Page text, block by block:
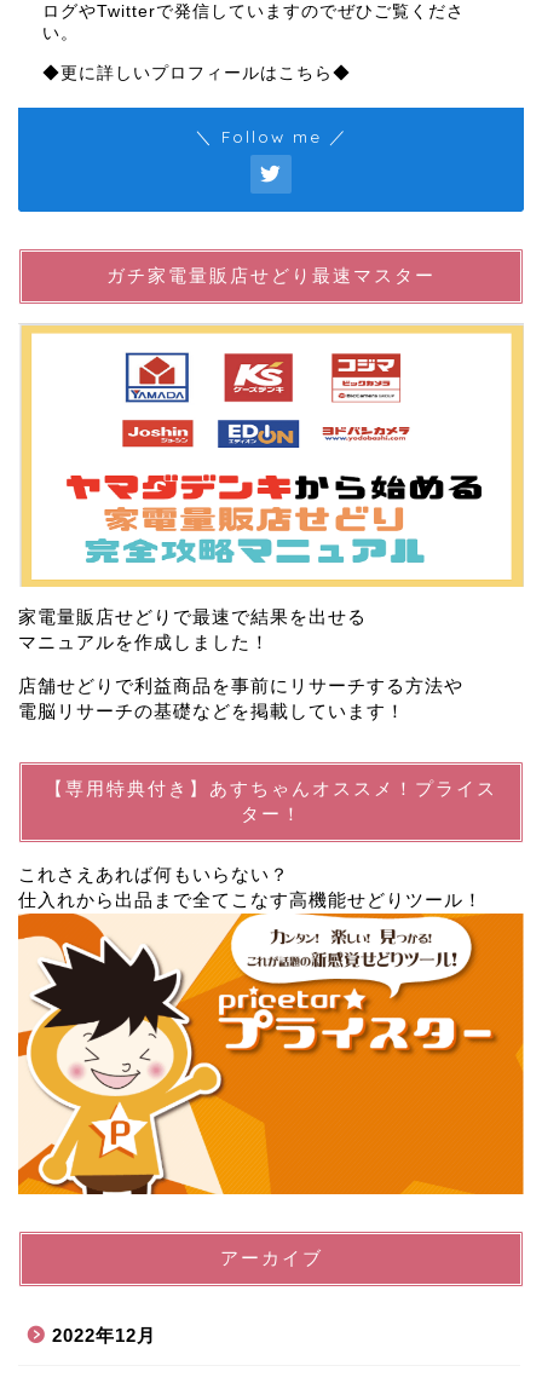
ログやTwitterで発信していますのでぜひご覧くださ
い。
◆更に詳しいプロフィールはこちら◆
＼ Follow me ／
ガチ家電量販店せどり最速マスター
家電量販店せどりで最速で結果を出せる
マニュアルを作成しました！
店舗せどりで利益商品を事前にリサーチする方法や
電脳リサーチの基礎などを掲載しています！
【専用特典付き】あすちゃんオススメ！プライス
ター！
これさえあれば何もいらない？
仕入れから出品まで全てこなす高機能せどりツール！
アーカイブ
2022年12月